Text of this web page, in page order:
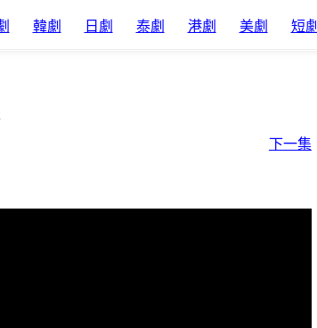
韓劇 日劇 泰劇 港劇 美劇 短劇
下一集